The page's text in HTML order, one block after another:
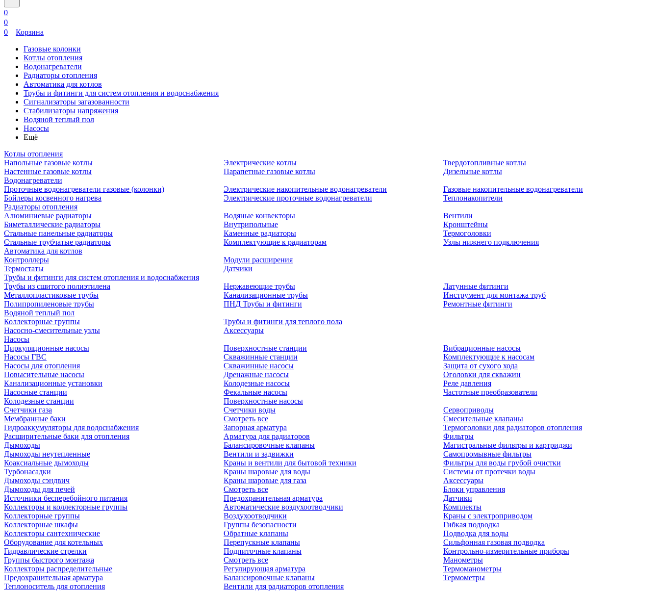
0
0
0
Корзина
Газовые колонки
Котлы отопления
Водонагреватели
Радиаторы отопления
Автоматика для котлов
Трубы и фитинги для систем отопления и водоснабжения
Сигнализаторы загазованности
Стабилизаторы напряжения
Водяной теплый пол
Насосы
Ещё
Котлы отопления
Напольные газовые котлы
Настенные газовые котлы
Электрические котлы
Парапетные газовые котлы
Твердотопливные котлы
Дизельные котлы
Водонагреватели
Проточные водонагреватели газовые (колонки)
Бойлеры косвенного нагрева
Электрические накопительные водонагреватели
Электрические проточные водонагреватели
Газовые накопительные водонагреватели
Теплонакопители
Радиаторы отопления
Алюминиевые радиаторы
Биметаллические радиаторы
Стальные панельные радиаторы
Стальные трубчатые радиаторы
Водяные конвекторы
Внутрипольные
Каменные радиаторы
Комплектующие к радиаторам
Вентили
Кронштейны
Термоголовки
Узлы нижнего подключения
Автоматика для котлов
Контроллеры
Термостаты
Модули расширения
Датчики
Трубы и фитинги для систем отопления и водоснабжения
Трубы из сшитого полиэтилена
Металлопластиковые трубы
Полипропиленовые трубы
Нержавеющие трубы
Канализационные трубы
ПНД Трубы и фитинги
Латунные фитинги
Инструмент для монтажа труб
Ремонтные фитинги
Водяной теплый пол
Коллекторные группы
Насосно-смесительные узлы
Трубы и фитинги для теплого пола
Аксессуары
Насосы
Циркуляционные насосы
Насосы ГВС
Насосы для отопления
Повысительные насосы
Канализационные установки
Насосные станции
Колодезные станции
Поверхностные станции
Скважинные станции
Скважинные насосы
Дренажные насосы
Колодезные насосы
Фекальные насосы
Поверхностные насосы
Вибрационные насосы
Комплектующие к насосам
Защита от сухого хода
Оголовки для скважин
Реле давления
Частотные преобразователи
Счетчики газа
Мембранные баки
Гидроаккумуляторы для водоснабжения
Расширительные баки для отопления
Дымоходы
Дымоходы неутепленные
Коаксиальные дымоходы
Турбонасадки
Дымоходы сэндвич
Дымоходы для печей
Источники бесперебойного питания
Коллекторы и коллекторные группы
Коллекторные группы
Коллекторные шкафы
Коллекторы сантехнические
Оборудование для котельных
Гидравлические стрелки
Группы быстрого монтажа
Коллекторы распределительные
Предохранительная арматура
Теплоноситель для отопления
Счетчики воды
Смотреть все
Запорная арматура
Арматура для радиаторов
Балансировочные клапаны
Вентили и задвижки
Краны и вентили для бытовой техники
Краны шаровые для воды
Краны шаровые для газа
Смотреть все
Предохранительная арматура
Автоматические воздухоотводчики
Воздухоотводчики
Группы безопасности
Обратные клапаны
Перепускные клапаны
Подпиточные клапаны
Смотреть все
Регулирующая арматура
Балансировочные клапаны
Вентили для радиаторов отопления
Сервоприводы
Смесительные клапаны
Термоголовки для радиаторов отопления
Фильтры
Магистральные фильтры и картриджи
Самопромывные фильтры
Фильтры для воды грубой очистки
Системы от протечки воды
Аксессуары
Блоки управления
Датчики
Комплекты
Краны с электроприводом
Гибкая подводка
Подводка для воды
Сильфонная газовая подводка
Контрольно-измерительные приборы
Манометры
Термоманометры
Термометры